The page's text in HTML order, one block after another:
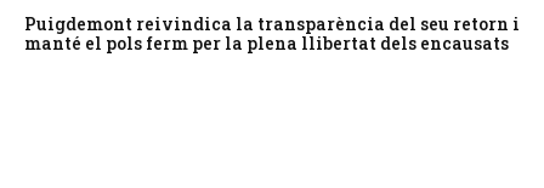
Puigdemont reivindica la transparència del seu retorn i
manté el pols ferm per la plena llibertat dels encausats